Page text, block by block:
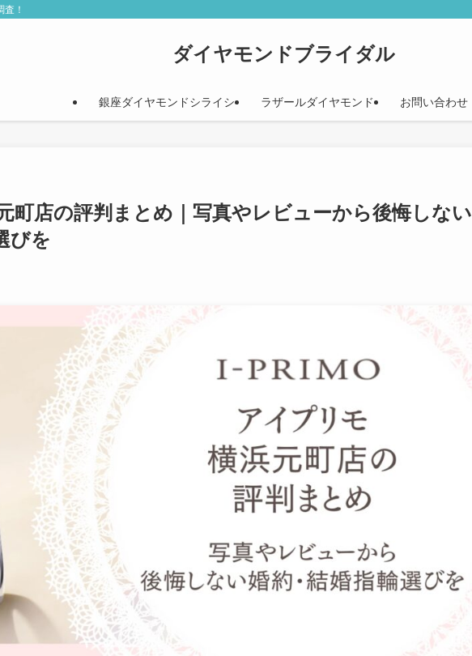
！
ダイヤモンドブライダル
銀座ダイヤモンドシライシ ラザールダイヤモンド お問い合わせ
町店の評判まとめ｜写真やレビューから後悔しない
びを